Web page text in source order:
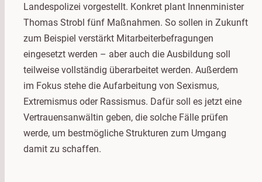
Landespolizei vorgestellt. Konkret plant Innenminister
Thomas Strobl fünf Maßnahmen. So sollen in Zukunft
zum Beispiel verstärkt Mitarbeiterbefragungen
eingesetzt werden – aber auch die Ausbildung soll
teilweise vollständig überarbeitet werden. Außerdem
im Fokus stehe die Aufarbeitung von Sexismus,
Extremismus oder Rassismus. Dafür soll es jetzt eine
Vertrauensanwältin geben, die solche Fälle prüfen
werde, um bestmögliche Strukturen zum Umgang
damit zu schaffen.